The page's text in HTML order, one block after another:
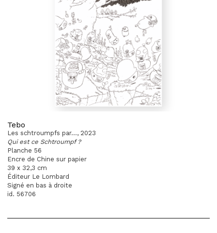
Tebo
Les schtroumpfs par..., 2023
Qui est ce Schtroumpf ?
Planche 56
Encre de Chine sur papier
39 x 32,3 cm
Éditeur Le Lombard
Signé en bas à droite
id. 56706